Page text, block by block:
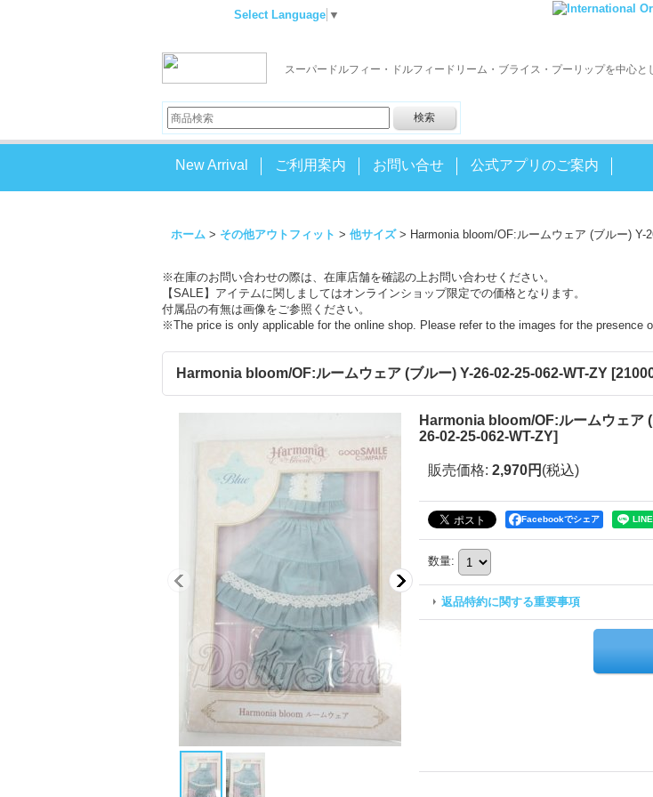
Select Language ▼
スーパードルフィー・ドルフィードリーム・ブライス・プーリップを中心
New Arrival ご利用案内 お問い合せ 公式アプリのご案内
ホーム > その他アウトフィット > 他サイズ > Harmonia bloom/OF:ルームウェア (ブルー) Y-
※在庫のお問い合わせの際は、在庫店舗を確認の上お問い合わせください。
【SALE】アイテムに関しましてはオンラインショップ限定での価格となります。
付属品の有無は画像をご参照ください。
※The price is only applicable for the online shop. Please refer to the images for the presence
Harmonia bloom/OF:ルームウェア (ブルー) Y-26-02-25-062-WT-ZY [
Harmonia bloom/OF:ルームウェア
26-02-25-062-WT-ZY]
販売価格: 2,970円 (税込)
Facebookでシェア
数量:
返品特約に関する重要事項